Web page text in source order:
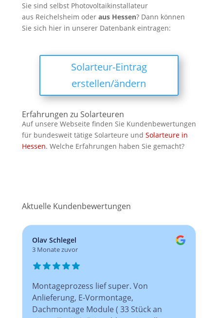
Sie sind selbst Photovoltaikinstallateur
aus Reichelsheim oder aus Hessen? Dann können
Sie sich hier in unserer Datenbank eintragen:
Solarteur-Eintrag
erstellen/ändern
Erfahrungen zu Solarteuren
Auf unsere Webseite finden Sie Kundenbewertungen
für bundesweit tätige Solarteure und Solarteure in
Hessen. Welche Erfahrungen haben Sie gemacht?
Aktuelle Kundenbewertungen
Olav Schlegel
3 Monate zuvor
Montageprozess lief super. Von
Anlieferung, E-Vormontage,
Dachmontage Module ( 33 Stück an